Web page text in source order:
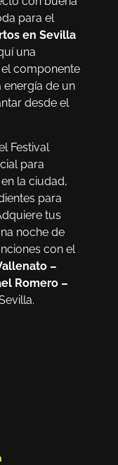
para el
en Sevilla
una
componente
de un
desde el
Festival
para
la ciudad,
para
tus
noche de
con el
–
Romero –